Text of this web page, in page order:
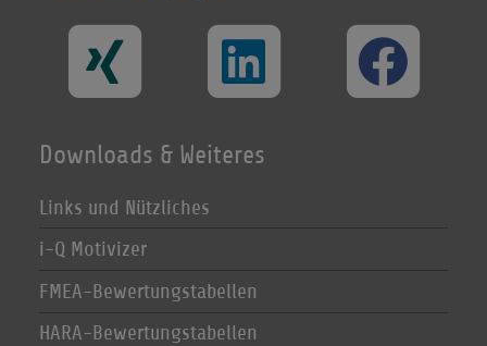
Downloads & Weiteres
Links und Nützliches
i-Q Motivizer
FMEA-Bewertungstabellen
HARA-Bewertungstabellen